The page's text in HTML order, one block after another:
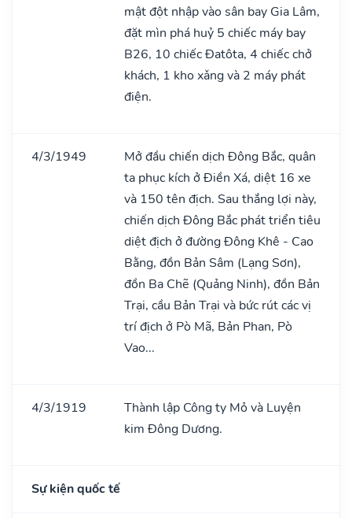
mật đột nhập vào sân bay Gia Lâm,
đặt mìn phá huỷ 5 chiếc máy bay
B26, 10 chiếc Đatôta, 4 chiếc chở
khách, 1 kho xǎng và 2 máy phát
điện.
4/3/1949
Mở đầu chiến dịch Đông Bắc, quân
ta phục kích ở Điền Xá, diệt 16 xe
và 150 tên địch. Sau thắng lợi này,
chiến dịch Đông Bắc phát triển tiêu
diệt địch ở đường Đông Khê - Cao
Bằng, đồn Bản Sâm (Lạng Sơn),
đồn Ba Chẽ (Quảng Ninh), đồn Bản
Trại, cầu Bản Trại và bức rút các vị
trí địch ở Pò Mã, Bản Phan, Pò
Vao...
4/3/1919
Thành lập Công ty Mỏ và Luyện
kim Đông Dương.
Sự kiện quốc tế